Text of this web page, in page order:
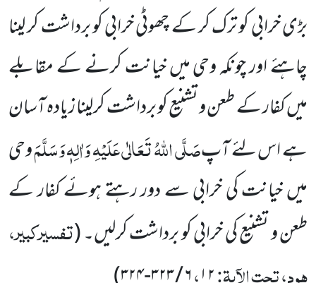
بڑی خرابی کو ترک کر کے چھوٹی خرابی کو برداشت کر لینا
چاہئے اور چونکہ وحی میں خیانت کرنے کے مقابلے
میں کفار کے طعن و تشنیع کو برداشت کرلینا زیادہ آسان
ہے اس لئے آپصَلَّی اللہُ تَعَالٰی عَلَیْہِ وَاٰلِہٖ وَسَلَّمَوحی
میں خیانت کی خرابی سے دور رہتے ہوئے کفار کے
طعن و تشنیع کی خرابی کو برداشت کرلیں۔(تفسیرکبیر،
ہود، تحت الآیۃ: ،